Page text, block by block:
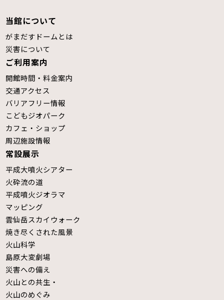
当館について
がまだすドームとは
災害について
ご利用案内
開館時間・料金案内
交通アクセス
バリアフリー情報
こどもジオパーク
カフェ・ショップ
周辺施設情報
常設展示
平成大噴火シアター
火砕流の道
平成噴火ジオラマ
マッピング
雲仙岳スカイウォーク
焼き尽くされた風景
火山科学
島原大変劇場
災害への備え
火山との共生・
火山のめぐみ